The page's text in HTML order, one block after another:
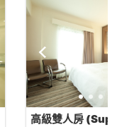
高級雙人房 (Superior -